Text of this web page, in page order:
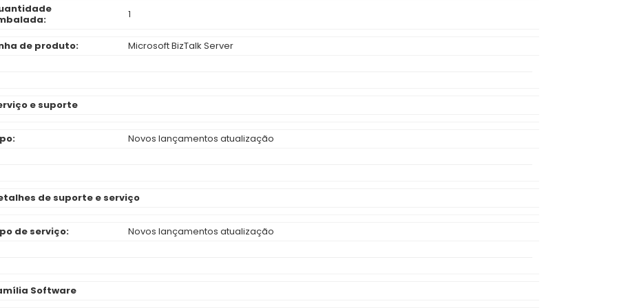
1
de produto: Microsoft BizTalk Server
e suporte
Novos lançamentos atualização
de suporte e serviço
de serviço: Novos lançamentos atualização
Software